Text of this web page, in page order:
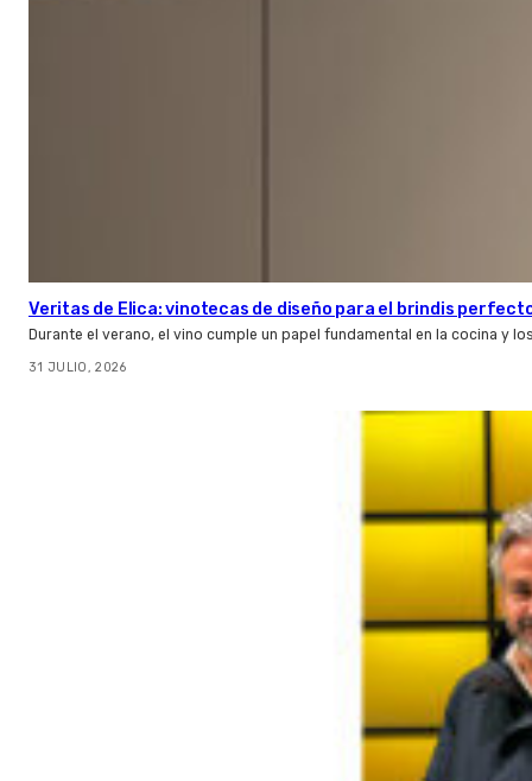
Veritas de Elica: vinotecas de diseño para el brindis
Durante el verano, el vino cumple un papel fundamental en la cocina y
31 JULIO, 2026